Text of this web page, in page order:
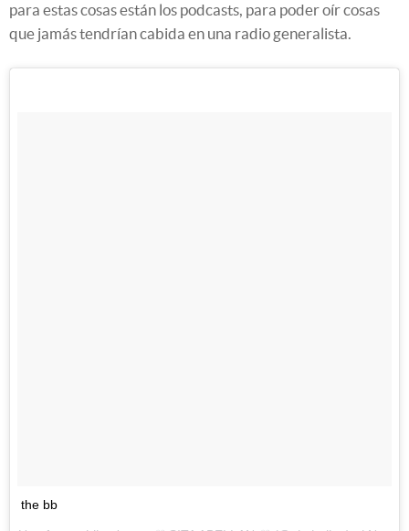
para estas cosas están los podcasts, para poder oír cosas
que jamás tendrían cabida en una radio generalista.
the bb